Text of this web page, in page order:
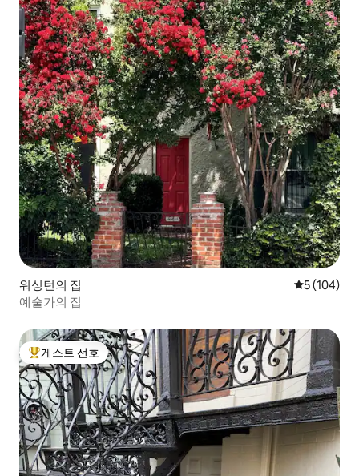
워싱턴의 집 평점 5점(5
5 (104)
예술가의 집
상위 게스트 선호
게스트 선호